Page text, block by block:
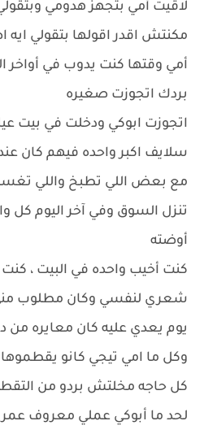
لاقيت أمي بتجهز هدومي
مكنتش اقدر اقولها بتقولي ايه
أمي وقتها كنت يدوب في أواخر
بردك اتجوزت صغيره
مع بعض اللي تطبخ واللي
تنزل السوق وفي آخر اليوم كل
أوضته
كنت أخيب واحده في البيت ،
شعري لنفسي وكان مطلوب
يوم يعدي عليه كان معايره من
وكل ما امي تيجي كانو يقطموها
كل حاجه مخلتش بردو من
لحد ما أبوكي عملي معروف